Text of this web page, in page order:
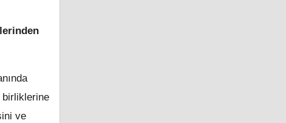
birliklerine
ve